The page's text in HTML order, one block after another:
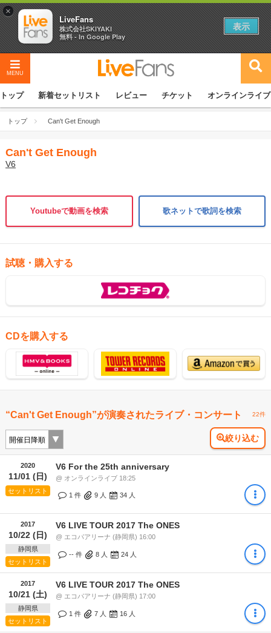
MENU
トップ 新着セットリスト レビュー チケット オンラインライブ
トップ Can't Get Enough
Can't Get Enough
V6
Youtubeで動画を検索 歌ネットで歌詞を検索
試聴・購入する
CDを購入する
“Can't Get Enough”が演奏されたライブ・コンサート 22件
絞り込む
2020
11/01 (日)
セットリスト
V6 For the 25th anniversary
@ オンラインライブ 18:25
1 件 9 人 34 人
2017
10/22 (日)
静岡県
セットリスト
V6 LIVE TOUR 2017 The ONES
@ エコパアリーナ (静岡県) 16:00
-- 件 8 人 24 人
2017
10/21 (土)
静岡県
セットリスト
V6 LIVE TOUR 2017 The ONES
@ エコパアリーナ (静岡県) 17:00
1 件 7 人 16 人
×
LiveFans
株式会社SKIYAKI
無料 - In Google Play
表示